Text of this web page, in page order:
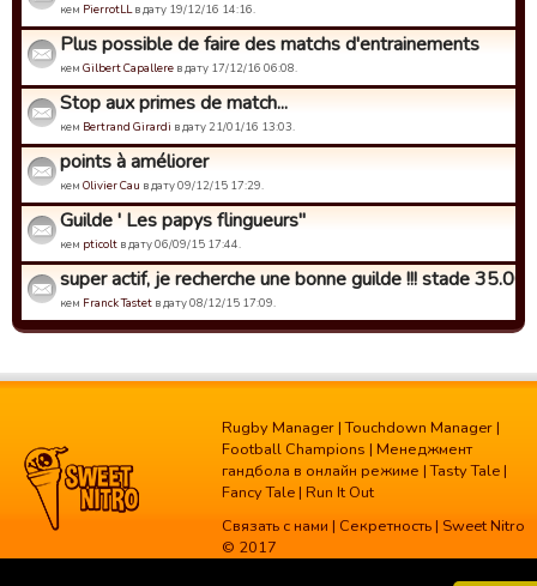
кем PierrotLLв дату 19/12/16 14:16.
Plus possible de faire des matchs d'entrainements
кем Gilbert Capallere в дату 17/12/16 06:08.
Stop aux primes de match...
кем Bertrand Girardi в дату 21/01/16 13:03.
points à améliorer
кем Olivier Cau в дату 09/12/15 17:29.
Guilde ' Les papys flingueurs"
кем pticolt в дату 06/09/15 17:44.
super actif, je recherche une bonne guilde !!! stade
кем Franck Tastet в дату 08/12/15 17:09.
Rugby Manager |Touchdown Manager |
Football Champions | Менеджмент
гандбола в онлайн режиме |Tasty Tale |
Fancy Tale | Run It Out
Связать с нами | Секретность | Sweet Nitro
© 2017